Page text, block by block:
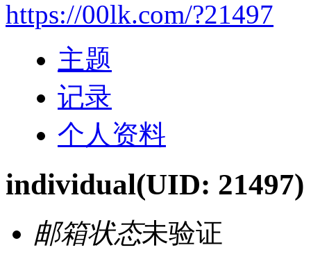
https://00lk.com/?21497
主题
记录
个人资料
individual(UID: 21497)
邮箱状态未验证